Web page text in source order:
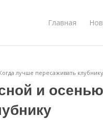
Главная
лучше пересаживать клубнику
и